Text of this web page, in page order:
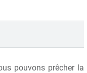
pouvons prêcher la